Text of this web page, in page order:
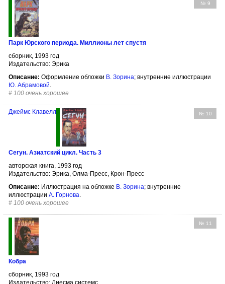
№ 9
Парк Юрского периода. Миллионы лет спустя
сборник, 1993 год
Издательство: Эрика
Описание: Оформление обложки В. Зорина; внутренние иллюстрации
Ю. Абрамовой
# 100 очень хорошее
№ 10
Джеймс Клавелл
Сегун. Азиатский цикл. Часть 3
авторская книга, 1993 год
Издательство: Эрика, Олма-Пресс, Крон-Пресс
Описание: Иллюстрация на обложке В. Зорина; внутренние
иллюстрации А. Горнова.
# 100 очень хорошее
№ 11
Кобра
сборник, 1993 год
Издательство: Лиесма системс